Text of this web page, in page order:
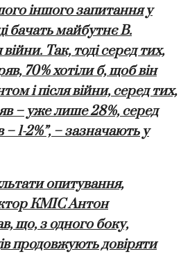
іншого запитання у
бачать майбутнє В.
Так, тоді серед тих,
70% хотіли б, щоб він
і після війни, серед тих,
– уже лише 28%, серед
– 1-2%”, – зазначають у
опитування,
КМІС Антон
що, з одного боку,
продовжують довіряти